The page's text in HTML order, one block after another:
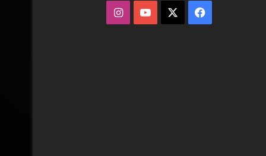
فيسبوك ‫YouTubeانستقرام